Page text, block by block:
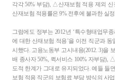
각각 50% 부담), △산재보험 적용 제외
산재보험 적용률은 9% 전후에 불과한 실
그럼에도 정부는 2012년 ‘특수형태업무
에 대한 산재보험 적용’을 이전 직군과
시했다. 고용노동부 고시내용(2012. 3)을
배 종사자 50%, 퀵서비스 100% 자부담),
도적 한계가 그대로 유지되었다. 예들 들
보험 적용 직군의 보험료 부담 방식의 사